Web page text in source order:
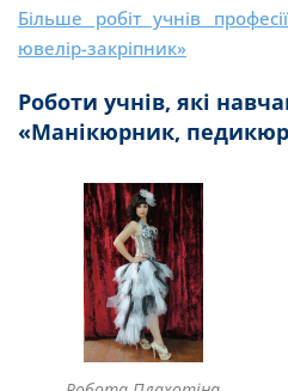
Більше робіт учнів
ювелір-закріпник»
Роботи учнів, які
«Манікюрник,